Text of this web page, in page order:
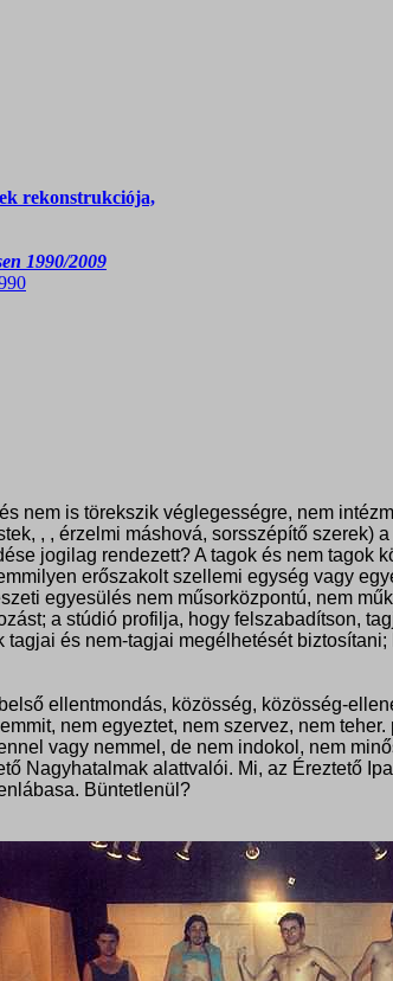
rekonstrukciója,
1990/2009
nem is törekszik véglegességre, nem
, , érzelmi máshová, sorsszépítő szerek)
jogilag rendezett? A tagok és nem tagok
erőszakolt szellemi egység vagy
egyesülés nem műsorközpontú, nem
a stúdió profilja, hogy felszabadítson,
és nem-tagjai megélhetését
ellentmondás, közösség, közösség-
nem egyeztet, nem szervez, nem
vagy nemmel, de nem indokol, nem
Nagyhatalmak alattvalói. Mi, az Éreztető
Büntetlenül?